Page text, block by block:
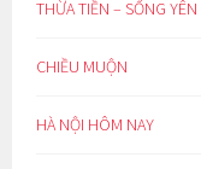
THỪA TIỀN – SỐNG YÊN
CHIỀU MUỘN
HÀ NỘI HÔM NAY